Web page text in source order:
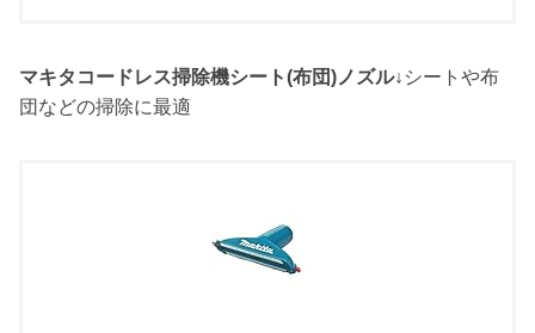
マキタコードレス掃除機シート(布団)ノズル↓ シートや布
団などの掃除に最適